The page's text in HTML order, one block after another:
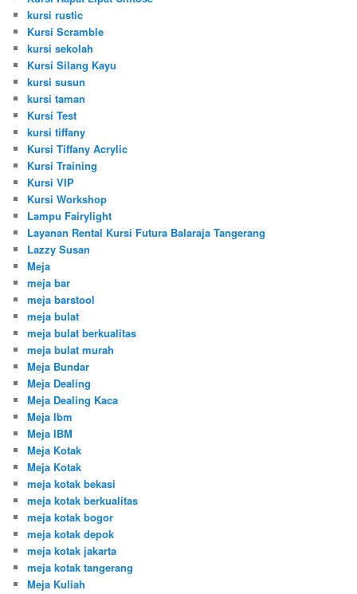
kursi rustic
Kursi Scramble
kursi sekolah
Kursi Silang Kayu
kursi susun
kursi taman
Kursi Test
kursi tiffany
Kursi Tiffany Acrylic
Kursi Training
Kursi VIP
Kursi Workshop
Lampu Fairylight
Layanan Rental Kursi Futura Balaraja Tangerang
Lazzy Susan
Meja
meja bar
meja barstool
meja bulat
meja bulat berkualitas
meja bulat murah
Meja Bundar
Meja Dealing
Meja Dealing Kaca
Meja Ibm
Meja IBM
Meja Kotak
Meja Kotak
meja kotak bekasi
meja kotak berkualitas
meja kotak bogor
meja kotak depok
meja kotak jakarta
meja kotak tangerang
Meja Kuliah